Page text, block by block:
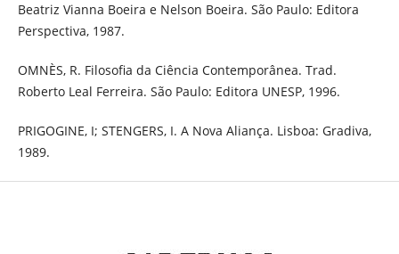
Beatriz Vianna Boeira e Nelson Boeira. São Paulo: Editora
Perspectiva, 1987.
OMNÈS, R. Filosofia da Ciência Contemporânea. Trad.
Roberto Leal Ferreira. São Paulo: Editora UNESP, 1996.
PRIGOGINE, I; STENGERS, I. A Nova Aliança. Lisboa: Gradiva,
1989.